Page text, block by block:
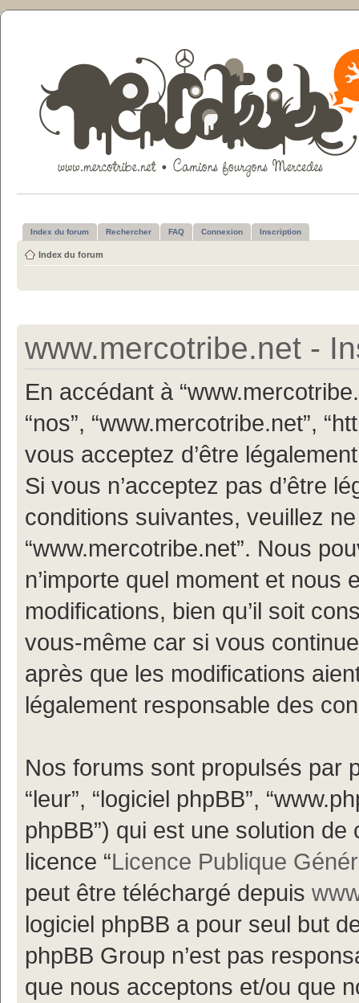
Index du forum Rechercher FAQ Connexion Inscription
Index du forum
www.mercotribe.net -
En accédant à
“nos”, “www.mercotribe.net”,
vous acceptez d’être
Si vous n’acceptez pas d’être
conditions suivantes, veuillez
“www.mercotribe.net”. Nous
n’importe quel moment et
modifications, bien qu’il soit
vous-même car si vous
après que les modifications
légalement responsable des
Nos forums sont propulsés par
“leur”, “logiciel phpBB”,
phpBB”) qui est une solution
licence “Licence Publique
peut être téléchargé depuis
logiciel phpBB a pour seul but
phpBB Group n’est pas
que nous acceptons et/ou que